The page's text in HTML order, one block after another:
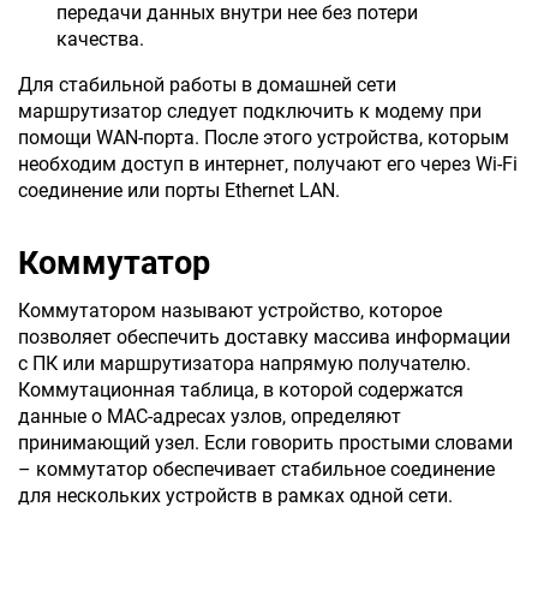
передачи данных внутри нее без потери
качества.
Для стабильной работы в домашней сети
маршрутизатор следует подключить к модему при
помощи WAN-порта. После этого устройства, которым
необходим доступ в интернет, получают его через Wi-Fi
соединение или порты Ethernet LAN.
Коммутатор
Коммутатором называют устройство, которое
позволяет обеспечить доставку массива информации
с ПК или маршрутизатора напрямую получателю.
Коммутационная таблица, в которой содержатся
данные о МАС-адресах узлов, определяют
принимающий узел. Если говорить простыми словами
– коммутатор обеспечивает стабильное соединение
для нескольких устройств в рамках одной сети.